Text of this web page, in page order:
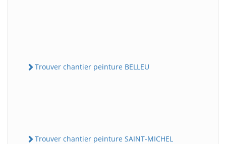
Trouver chantier peinture BELLEU
Trouver chantier peinture SAINT-MICHEL